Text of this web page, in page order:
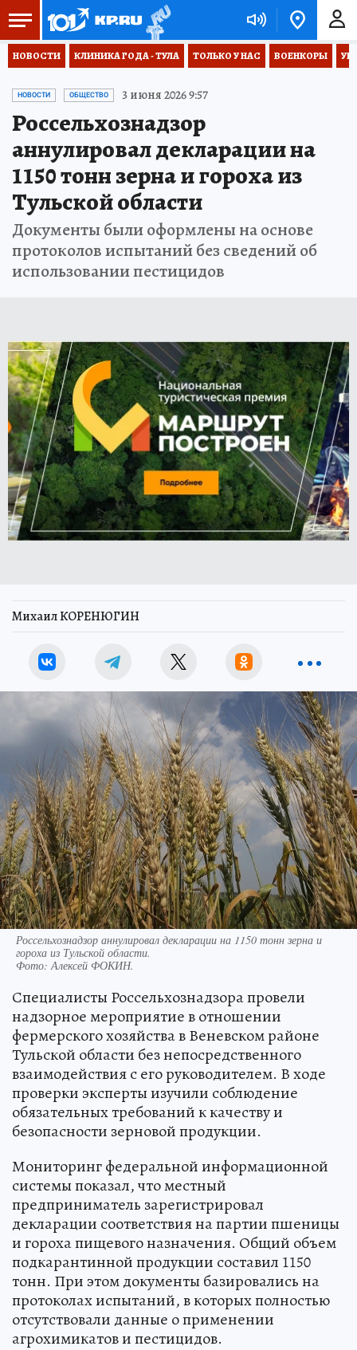
НОВОСТИ КЛИНИКА ГОДА - ТУЛА ТОЛЬКО У НАС ВОЕНКОРЫ
НОВОСТИ ОБЩЕСТВО 3 июня 2026 9:57
Россельхознадзор
аннулировал декларации на
1150 тонн зерна и гороха из
Тульской области
Документы были оформлены на основе
протоколов испытаний без сведений об
использовании пестицидов
Михаил КОРЕНЮГИН
Россельхознадзор аннулировал декларации на 1150 тонн зерна и
гороха из Тульской области.
Фото: Алексей ФОКИН.
Специалисты Россельхознадзора провели
надзорное мероприятие в отношении
фермерского хозяйства в Веневском районе
Тульской области без непосредственного
взаимодействия с его руководителем. В ходе
проверки эксперты изучили соблюдение
обязательных требований к качеству и
безопасности зерновой продукции.
Мониторинг федеральной информационной
системы показал, что местный
предприниматель зарегистрировал
декларации соответствия на партии пшеницы
и гороха пищевого назначения. Общий объем
подкарантинной продукции составил 1150
тонн. При этом документы базировались на
протоколах испытаний, в которых полностью
отсутствовали данные о применении
агрохимикатов и пестицидов.